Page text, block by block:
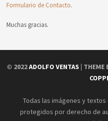
Formulario de Contacto.
Muchas gracias.
© 2022ADOLFO VENTAS | THEME
Todas las imágenes y
protegidos por derecho de